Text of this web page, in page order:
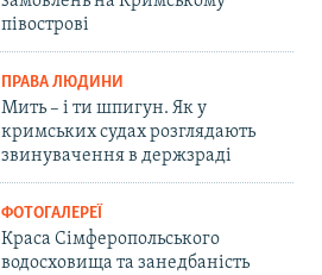
півострові
ПРАВА ЛЮДИНИ
Мить – і ти шпигун. Як у
кримських судах розглядають
звинувачення в держзраді
ФОТОГАЛЕРЕЇ
Краса Сімферопольського
водосховища та занедбаність